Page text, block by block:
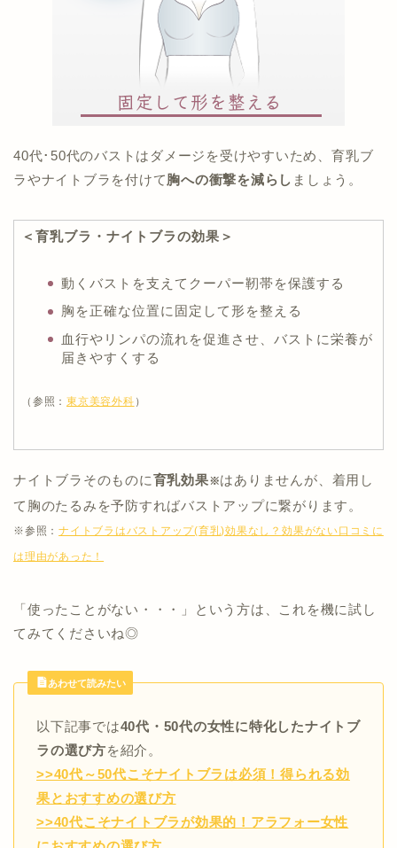
40代･50代のバストはダメージを受けやすいため、育乳ブ
ラやナイトブラを付けて胸への衝撃を減らし ましょう。
＜育乳ブラ・ナイトブラの効果＞
動くバストを支えてクーパー靭帯を保護する
胸を正確な位置に固定して形を整える
血行やリンパの流れを促進させ、バストに栄養が
届きやすくする
（参照：東京美容外科 ）
ナイトブラそのものに育乳効果※はありませんが、着用し
て胸のたるみを予防すればバストアップに繋がります。
※参照：ナイトブラはバストアップ(育乳)効果なし？効果がない口コミに
は理由があった！
「使ったことがない・・・」という方は、これを機に試し
てみてくださいね◎
あわせて読みたい
以下記事では40代・50代の女性に特化したナイトブ
ラの選び方を紹介。
>>40代～50代こそナイトブラは必須！得られる効
果とおすすめの選び方
>>40代こそナイトブラが効果的！アラフォー女性